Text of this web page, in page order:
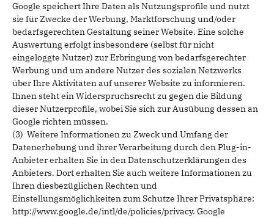
Google speichert Ihre Daten als Nutzungsprofile und nutzt
sie für Zwecke der Werbung, Marktforschung und/oder
bedarfsgerechten Gestaltung seiner Website. Eine solche
Auswertung erfolgt insbesondere (selbst für nicht
eingeloggte Nutzer) zur Erbringung von bedarfsgerechter
Werbung und um andere Nutzer des sozialen Netzwerks
über Ihre Aktivitäten auf unserer Website zu informieren.
Ihnen steht ein Widerspruchsrecht zu gegen die Bildung
dieser Nutzerprofile, wobei Sie sich zur Ausübung dessen an
Google richten müssen.
(3) Weitere Informationen zu Zweck und Umfang der
Datenerhebung und ihrer Verarbeitung durch den Plug-in-
Anbieter erhalten Sie in den Datenschutzerklärungen des
Anbieters. Dort erhalten Sie auch weitere Informationen zu
Ihren diesbezüglichen Rechten und
Einstellungsmöglichkeiten zum Schutze Ihrer Privatsphäre:
http://www.google.de/intl/de/policies/privacy. Google